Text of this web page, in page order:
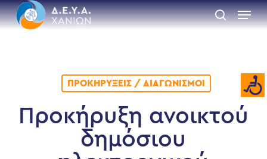
Skip
to
main
search
Menu
ΠΡΟΚΗΡΎΞΕΙΣ / ΔΙΑΓΩΝΙΣΜΟΊ
Προκήρυξη ανοικτού
δημόσιου